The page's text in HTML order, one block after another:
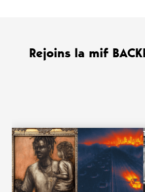
Rejoins la mif
WANT